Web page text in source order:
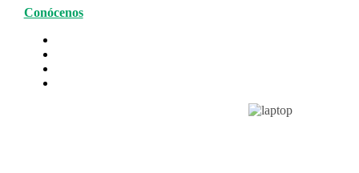
Conócenos